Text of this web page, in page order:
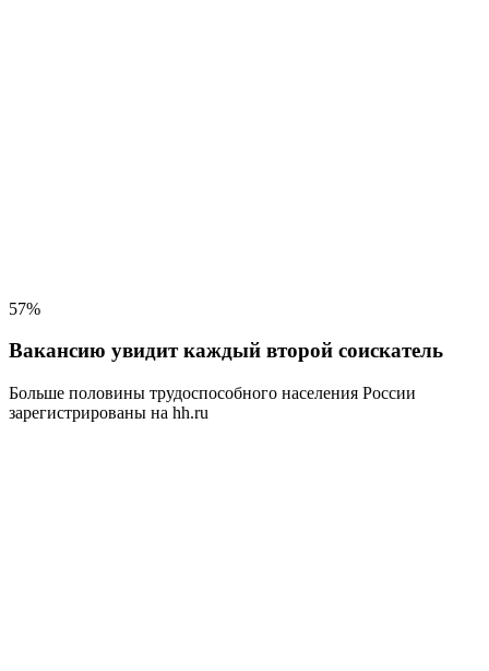
57%
Вакансию увидит каждый второй соискатель
Больше половины трудоспособного населения России
зарегистрированы на hh.ru